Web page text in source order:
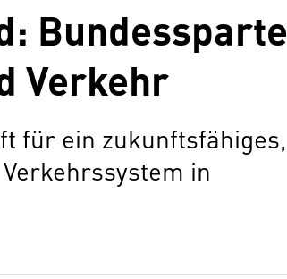
Bundessparte
Verkehr
für ein zukunftsfähiges,
in